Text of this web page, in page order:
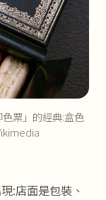
票」的經典:盒色
:店面是包裝、